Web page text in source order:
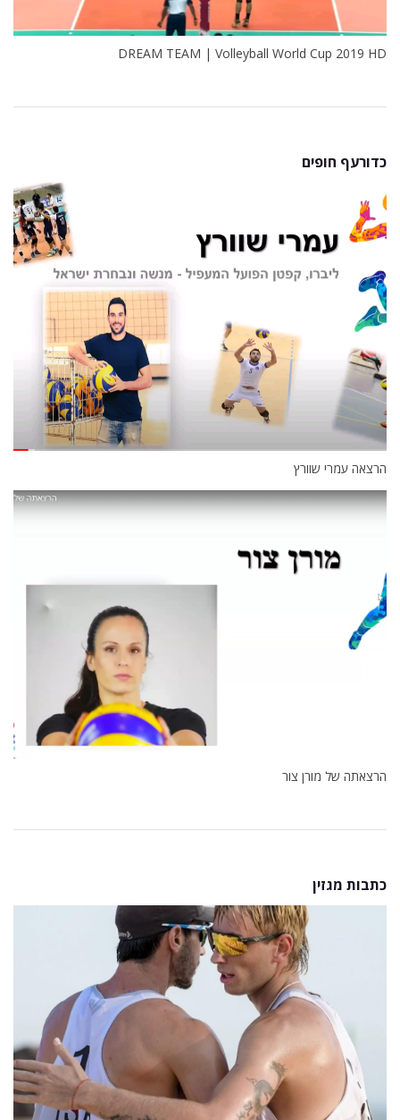
DREAM TEAM | Volleyball World Cup 2019 HD
כדורעף חופים
הרצאה עמרי שוורץ
הרצאתה של מורן צור
כתבות מגזין